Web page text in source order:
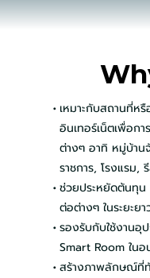
เหมาะกับสถานที่ห
อินเทอร์เน็ตเพื่อกา
ต่างๆ อาทิ หมู่บ้า
ราชการ, โรงแรม,
ช่วยประหยัดต้นทุน
ต่อต่างๆ ในระยะยา
รองรับกับใช้งานอุ
Smart Room ในอ
สร้างภาพลักษณ์ที่